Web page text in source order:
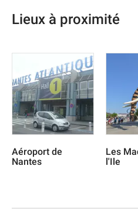
Lieux à proximité
Aéroport de
Nantes
Les
l'Ile